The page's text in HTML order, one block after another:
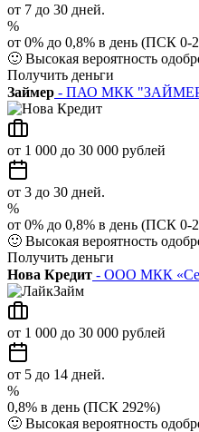
от 7 до 30 дней.
%
от 0% до 0,8% в день (ПСК 0-
🙂 Высокая вероятность
Получить деньги
Займер - ПАО МКК
от 1 000 до 30 000 рублей
от 3 до 30 дней.
%
от 0% до 0,8% в день (ПСК 0-
🙂 Высокая вероятность
Получить деньги
Нова Кредит - ООО МКК
от 1 000 до 30 000 рублей
от 5 до 14 дней.
%
0,8% в день (ПСК 292%)
🙂 Высокая вероятность